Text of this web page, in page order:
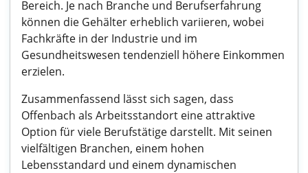
Bereich. Je nach Branche und Berufserfahrung
können die Gehälter erheblich variieren, wobei
Fachkräfte in der Industrie und im
Gesundheitswesen tendenziell höhere Einkommen
erzielen.
Zusammenfassend lässt sich sagen, dass
Offenbach als Arbeitsstandort eine attraktive
Option für viele Berufstätige darstellt. Mit seinen
vielfältigen Branchen, einem hohen
Lebensstandard und einem dynamischen